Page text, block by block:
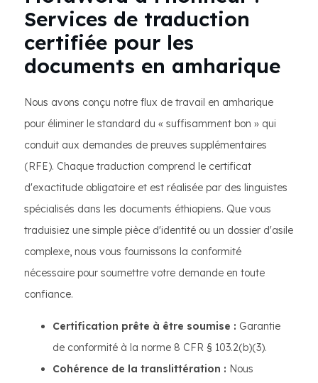
Services de traduction
certifiée pour les
documents en amharique
Nous avons conçu notre flux de travail en amharique
pour éliminer le standard du « suffisamment bon » qui
conduit aux demandes de preuves supplémentaires
(RFE). Chaque traduction comprend le certificat
d'exactitude obligatoire et est réalisée par des linguistes
spécialisés dans les documents éthiopiens. Que vous
traduisiez une simple pièce d'identité ou un dossier d'asile
complexe, nous vous fournissons la conformité
nécessaire pour soumettre votre demande en toute
confiance.
Certification prête à être soumise : Garantie
de conformité à la norme 8 CFR § 103.2(b)(3).
Cohérence de la translittération : Nous